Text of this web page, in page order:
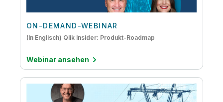
Transport/Logistik
Data-Warehouse-Automatisierung
DataOps
Daten-Streaming
Datenkompetenz
Datenqualität und Data Governance
ON-DEMAND-WEBINAR
(In Englisch) Qlik Insider: Produkt-Roadmap
Webinar ansehen